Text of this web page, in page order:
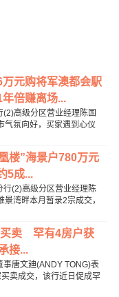
元购将军澳都会駅
倍赚离场...
高级分区营业经理陈国
气氛向好，买家遇到心仪
楼”海景户780万元
5成...
(2)高级分区营业经理陈
湾畔本月暂录2宗成交，
买卖 罕有4房户获
接...
唐文廸(ANDY TONG)表
卖成交，该行近日促成罕